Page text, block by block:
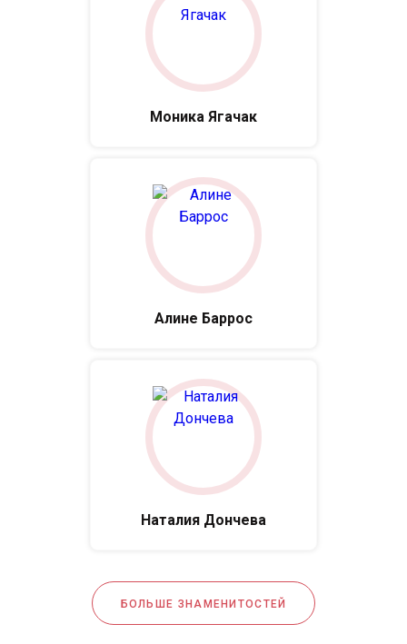
Моника Ягачак
Алине Баррос
Наталия Дончева
БОЛЬШЕ ЗНАМЕНИТОСТЕЙ